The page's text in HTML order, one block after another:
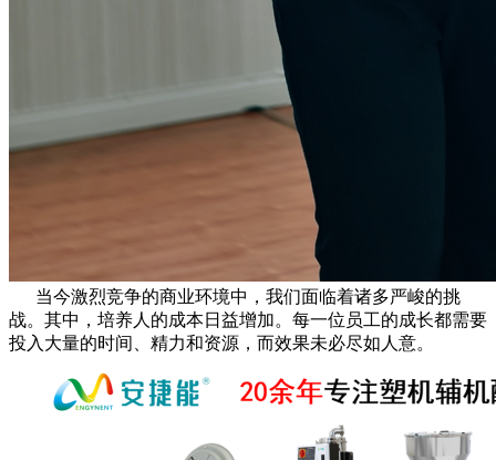
当今激烈竞争的商业环境中，我们面临着诸多严峻的挑
战。其中，培养人的成本日益增加。每一位员工的成长都需要
投入大量的时间、精力和资源，而效果未必尽如人意。